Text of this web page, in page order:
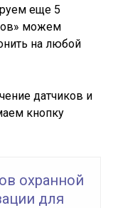
еще 5
можем
на любой
датчиков и
кнопку
охранной
для